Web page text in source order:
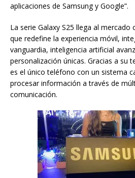
aplicaciones de Samsung y Google”.
La serie Galaxy S25 llega al
que redefine la experiencia móvil,
vanguardia, inteligencia artificial
personalización únicas. Gracias a su
es el único teléfono con un sistema
procesar información a través de
comunicación.